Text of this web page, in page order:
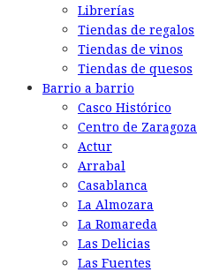
Librerías
Tiendas de regalos
Tiendas de vinos
Tiendas de quesos
Barrio a barrio
Casco Histórico
Centro de Zaragoza
Actur
Arrabal
Casablanca
La Almozara
La Romareda
Las Delicias
Las Fuentes